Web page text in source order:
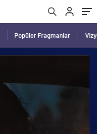
Popüler Fragmanlar